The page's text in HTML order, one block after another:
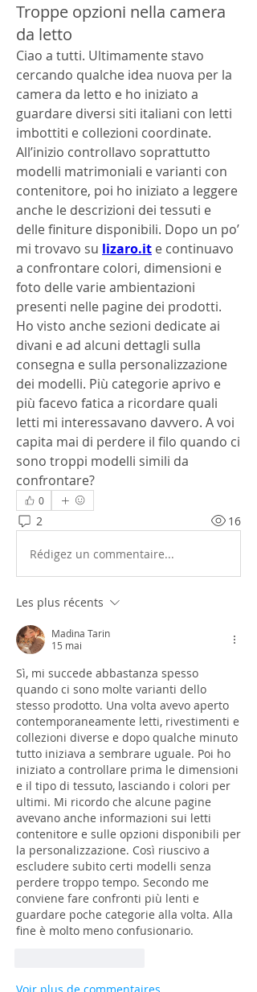
Troppe opzioni nella camera
da letto
Ciao a tutti. Ultimamente stavo
cercando qualche idea nuova per la
camera da letto e ho iniziato a
guardare diversi siti italiani con letti
imbottiti e collezioni coordinate.
All’inizio controllavo soprattutto
modelli matrimoniali e varianti con
contenitore, poi ho iniziato a leggere
anche le descrizioni dei tessuti e
delle finiture disponibili. Dopo un po’
mi trovavo su lizaro.it e continuavo
a confrontare colori, dimensioni e
foto delle varie ambientazioni
presenti nelle pagine dei prodotti.
Ho visto anche sezioni dedicate ai
divani e ad alcuni dettagli sulla
consegna e sulla personalizzazione
dei modelli. Più categorie aprivo e
più facevo fatica a ricordare quali
letti mi interessavano davvero. A voi
capita mai di perdere il filo quando ci
sono troppi modelli simili da
confrontare?
0
2 16
Rédigez un commentaire...
Les plus récents
Madina Tarin
15 mai
Sì, mi succede abbastanza spesso
quando ci sono molte varianti dello
stesso prodotto. Una volta avevo aperto
contemporaneamente letti, rivestimenti e
collezioni diverse e dopo qualche minuto
tutto iniziava a sembrare uguale. Poi ho
iniziato a controllare prima le dimensioni
e il tipo di tessuto, lasciando i colori per
ultimi. Mi ricordo che alcune pagine
avevano anche informazioni sui letti
contenitore e sulle opzioni disponibili per
la personalizzazione. Così riuscivo a
escludere subito certi modelli senza
perdere troppo tempo. Secondo me
conviene fare confronti più lenti e
guardare poche categorie alla volta. Alla
fine è molto meno confusionario.